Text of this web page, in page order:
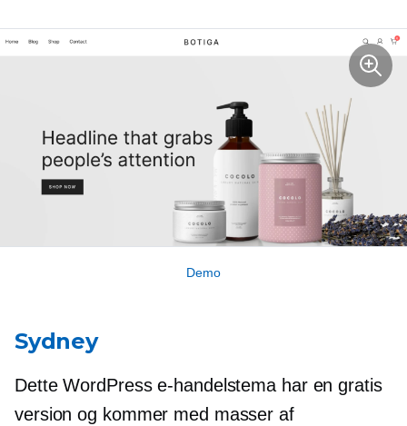
Demo
Sydney
Dette WordPress e-handelstema har en gratis
version og kommer med masser af